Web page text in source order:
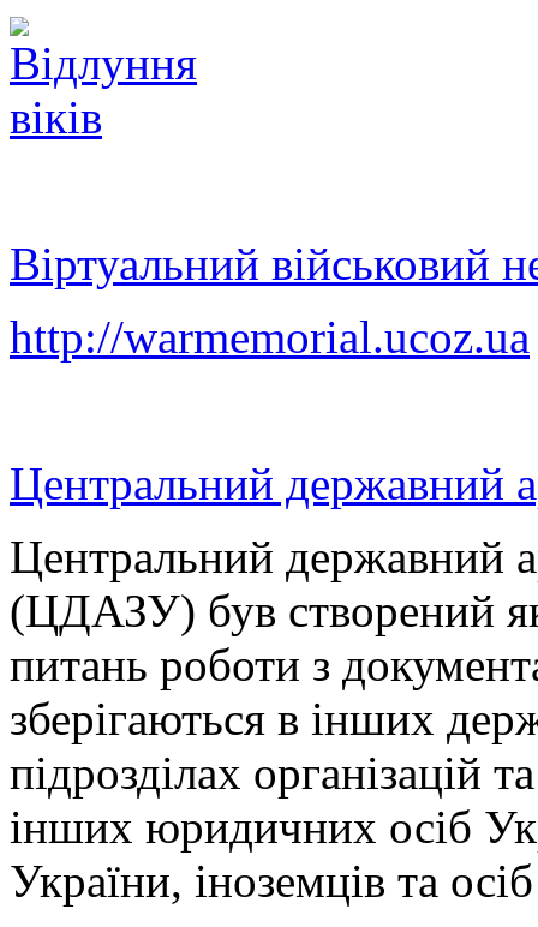
Віртуальний військовий
http://warmemorial.ucoz.ua
Центральний державний
Центральний державний
(ЦДАЗУ) був створений
питань роботи з
зберігаються в інших
підрозділах організацій
інших юридичних осіб
України, іноземців та